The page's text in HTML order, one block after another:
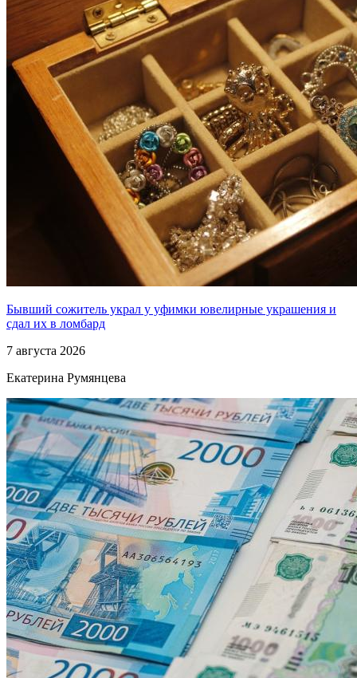
Бывший сожитель украл у уфимки ювелирные украшения и
сдал их в ломбард
7 августа 2026
Екатерина Румянцева